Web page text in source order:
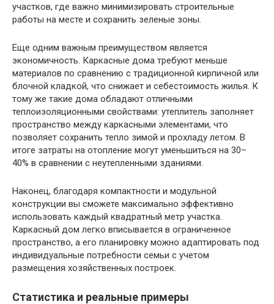
участков, где важно минимизировать строительные
работы на месте и сохранить зеленые зоны.
Еще одним важным преимуществом является
экономичность. Каркасные дома требуют меньше
материалов по сравнению с традиционной кирпичной или
блочной кладкой, что снижает и себестоимость жилья. К
тому же такие дома обладают отличными
теплоизоляционными свойствами: утеплитель заполняет
пространство между каркасными элементами, что
позволяет сохранить тепло зимой и прохладу летом. В
итоге затраты на отопление могут уменьшиться на 30–
40% в сравнении с неутепленными зданиями.
Наконец, благодаря компактности и модульной
конструкции вы сможете максимально эффективно
использовать каждый квадратный метр участка.
Каркасный дом легко вписывается в ограниченное
пространство, а его планировку можно адаптировать под
индивидуальные потребности семьи с учетом
размещения хозяйственных построек.
Статистика и реальные примеры